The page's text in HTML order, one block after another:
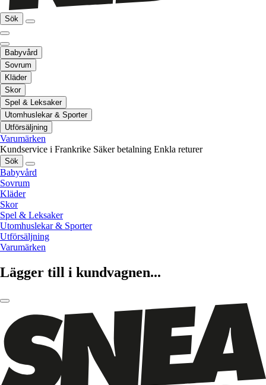
Sök
Babyvård
Sovrum
Kläder
Skor
Spel & Leksaker
Utomhuslekar & Sporter
Utförsäljning
Varumärken
Kundservice i Frankrike Säker betalning Enkla returer
Sök
Babyvård
Sovrum
Kläder
Skor
Spel & Leksaker
Utomhuslekar & Sporter
Utförsäljning
Varumärken
Lägger till i kundvagnen...